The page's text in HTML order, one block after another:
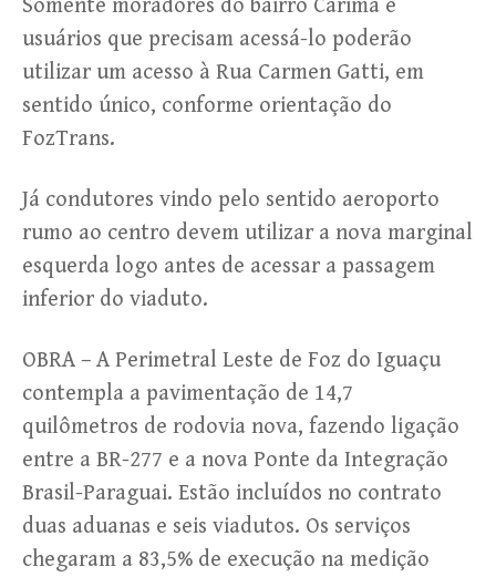
Somente moradores do bairro Carimã e
usuários que precisam acessá-lo poderão
utilizar um acesso à Rua Carmen Gatti, em
sentido único, conforme orientação do
FozTrans.
Já condutores vindo pelo sentido aeroporto
rumo ao centro devem utilizar a nova marginal
esquerda logo antes de acessar a passagem
inferior do viaduto.
OBRA – A Perimetral Leste de Foz do Iguaçu
contempla a pavimentação de 14,7
quilômetros de rodovia nova, fazendo ligação
entre a BR-277 e a nova Ponte da Integração
Brasil-Paraguai. Estão incluídos no contrato
duas aduanas e seis viadutos. Os serviços
chegaram a 83,5% de execução na medição